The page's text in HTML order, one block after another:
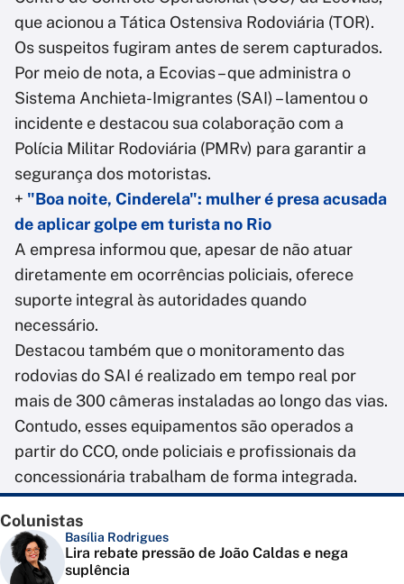
que acionou a Tática Ostensiva Rodoviária (TOR).
Os suspeitos fugiram antes de serem capturados.
Por meio de nota, a Ecovias – que administra o
Sistema Anchieta-Imigrantes (SAI) – lamentou o
incidente e destacou sua colaboração com a
Polícia Militar Rodoviária (PMRv) para garantir a
segurança dos motoristas.
+ "Boa noite, Cinderela": mulher é presa acusada
de aplicar golpe em turista no Rio
A empresa informou que, apesar de não atuar
diretamente em ocorrências policiais, oferece
suporte integral às autoridades quando
necessário.
Destacou também que o monitoramento das
rodovias do SAI é realizado em tempo real por
mais de 300 câmeras instaladas ao longo das vias.
Contudo, esses equipamentos são operados a
partir do CCO, onde policiais e profissionais da
concessionária trabalham de forma integrada.
Colunistas
Basília Rodrigues
Lira rebate pressão de João Caldas e nega
suplência